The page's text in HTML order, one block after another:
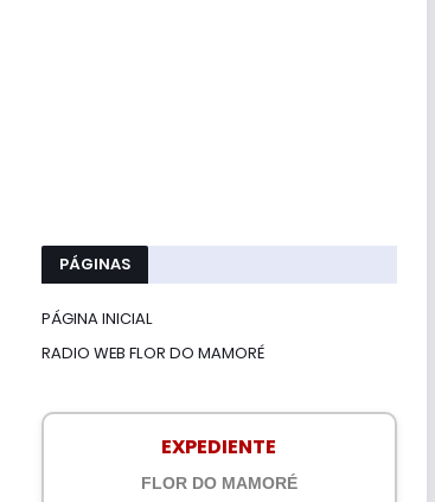
PÁGINAS
PÁGINA INICIAL
RADIO WEB FLOR DO MAMORÉ
EXPEDIENTE
FLOR DO MAMORÉ